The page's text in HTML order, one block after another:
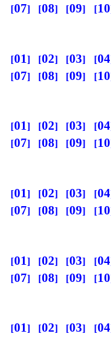
07
08 09 10
01 02 03 04
07
08 09 10
01 02 03 04
07
08 09 10
01 02 03 04
07
08 09 10
01 02 03 04
07
08 09 10
01 02 03 04